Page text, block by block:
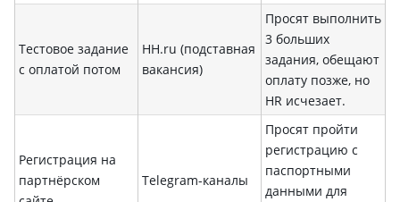
Тестовое задание
с оплатой потом
HH.ru (подставная
вакансия)
Просят выполнить
3 больших
задания, обещают
оплату позже, но
HR исчезает.
Регистрация на
партнёрском
Telegram-каналы
Просят пройти
регистрацию с
паспортными
данными для